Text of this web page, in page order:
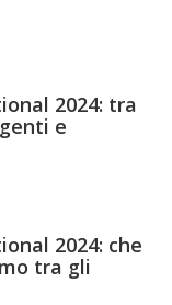
2024: tra
e
2024: che
tra gli